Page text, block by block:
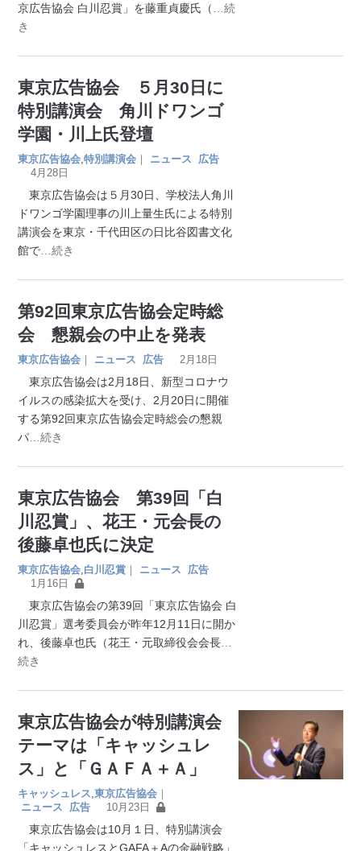
京広告協会 白川忍賞」を藤重貞慶氏（
…続
き
東京広告協会 ５月30日に
特別講演会 角川ドワンゴ
学園・川上氏登壇
東京広告協会 ,特別講演会 ｜ ニュース
広告
4月28日
東京広告協会は５月30日、学校法人角川
ドワンゴ学園理事の川上量生氏による特別
講演会を東京・千代田区の日比谷図書文化
館で …続き
第92回東京広告協会定時総
会 懇親会の中止を発表
東京広告協会 ｜ ニュース 広告 2月18日
東京広告協会は2月18日、新型コロナウ
イルスの感染拡大を受け、2月20日に開催
する第92回東京広告協会定時総会の懇親
パ …続き
東京広告協会 第39回「白
川忍賞」、花王・元会長の
後藤卓也氏に決定
東京広告協会 白川忍賞 ｜ ニュース
広告
1月16日
東京広告協会の第39回「東京広告協会 白
川忍賞」選考委員会が昨年12月11日に開か
れ、後藤卓也氏（花王・元取締役会会長
続き
東京広告協会が特別講演会
テーマは「キャッシュレ
ス」と「ＧＡＦＡ＋Ａ」
キャッシュレス ,東京広告協会 ｜
ニュース
広告 10月23日
東京広告協会は10月１日、特別講演会
「キャッシュレスとGAFA＋Aの金融戦略」